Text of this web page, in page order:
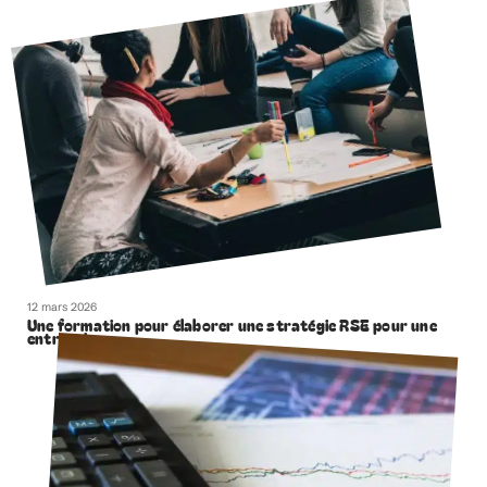
12 mars 2026
Une formation pour élaborer une stratégie RSE pour une
entreprise